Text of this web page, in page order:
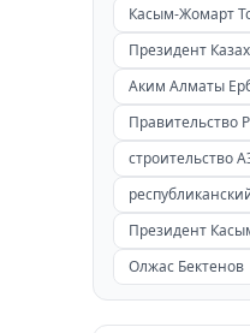
Касым-Жомарт
Президент
Аким Алматы
Правительство
строительство
Президент
Олжас Бектенов